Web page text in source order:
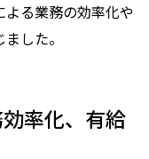
る業務の効率化や
した。
率化、有給